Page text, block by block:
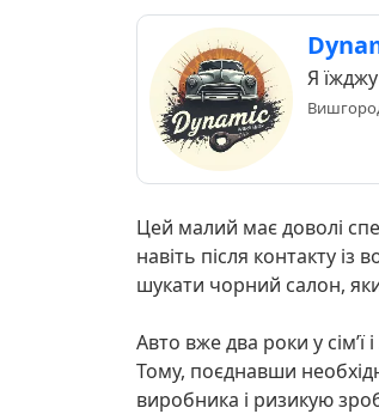
Я
Цей малий має доволі
навіть після контакту
шукати чорний салон,
Авто вже два роки у
Тому, поєднавши
виробника і ризикую